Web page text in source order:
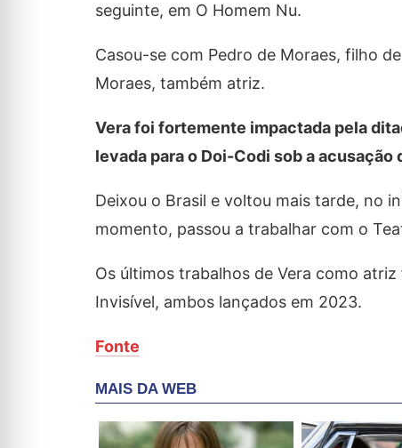
seguinte, em O Homem Nu.
Casou-se com Pedro de Moraes, filho
Moraes, também atriz.
Vera foi fortemente impactada pela
levada para o Doi-Codi sob a
Deixou o Brasil e voltou mais tarde, no
momento, passou a trabalhar com o
Os últimos trabalhos de Vera como
Invisível, ambos lançados em 2023.
Fonte